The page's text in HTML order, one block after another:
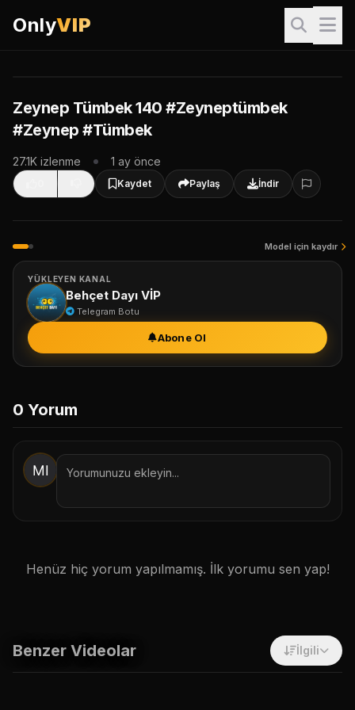
OnlyVIP
Giriş Yap & İzle
VIP Paketleri
Zeynep Tümbek 140 #Zeyneptümbek
#Zeynep #Tümbek
27.1K izlenme 1 ay önce
Kaydet Paylaş İndir
Model için kaydır
YÜKLEYEN KANAL
Behçet Dayı VİP
Telegram Botu
Abone Ol
0 Yorum
Henüz hiç yorum yapılmamış. İlk yorumu sen yap!
Benzer Videolar İlgili
Sadece Site İçi Takip Et